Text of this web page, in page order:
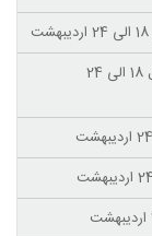
برنامه مطالعه درسی پایه دوازدهم رشته تجربی متعادل 18 الی 24